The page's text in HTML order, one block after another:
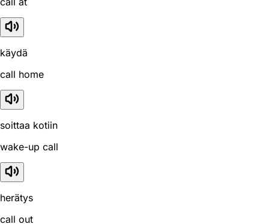
käydä
call home
soittaa kotiin
wake-up call
herätys
call out